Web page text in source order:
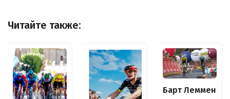
Читайте также:
Барт Леммен